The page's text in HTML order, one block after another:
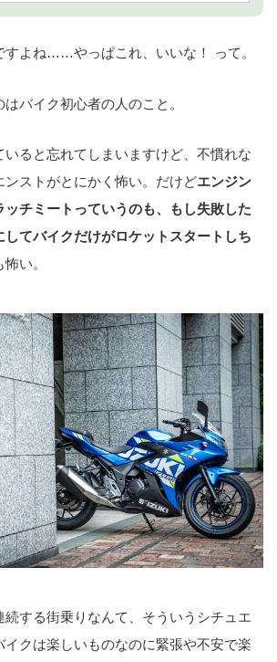
すよね……やっぱこれ、いいな！ って。
バイク初心者の人のこと。
ると忘れてしまいますけど、不慣れな
ンストがとにかく怖い。だけどエンジン
ッチミートっていうのも、もし失敗した
してバイクだけがロケットスタートしち
い。
続する街乗りなんて、そういうシチュエ
イクは楽しいものなのに緊張や不安で楽